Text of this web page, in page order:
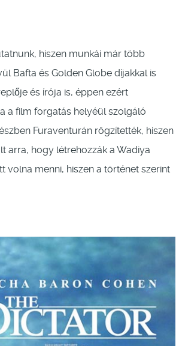
hiszen munkái már több
Bafta és Golden Globe díjakkal is
és írója is, éppen ezért
a film forgatás helyéül szolgáló
Furaventurán rögzítették, hiszen
arra, hogy létrehozzák a Wadiya
volna menni, hiszen a történet szerint